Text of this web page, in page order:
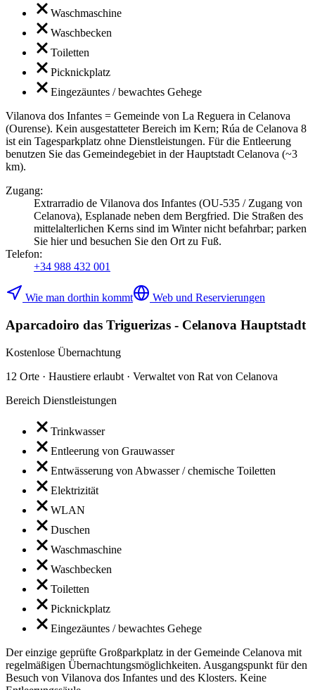
Waschmaschine
Waschbecken
Toiletten
Picknickplatz
Eingezäuntes / bewachtes Gehege
Vilanova dos Infantes = Gemeinde von La Reguera in Celanova
(Ourense). Kein ausgestatteter Bereich im Kern; Rúa de Celanova 8
ist ein Tagesparkplatz ohne Dienstleistungen. Für die Entleerung
benutzen Sie das Gemeindegebiet in der Hauptstadt Celanova (~3
km).
Zugang:
Extrarradio de Vilanova dos Infantes (OU-535 / Zugang von
Celanova), Esplanade neben dem Bergfried. Die Straßen des
mittelalterlichen Kerns sind im Winter nicht befahrbar; parken
Sie hier und besuchen Sie den Ort zu Fuß.
Telefon:
+34 988 432 001
Wie man dorthin kommt Web und Reservierungen
Aparcadoiro das Triguerizas - Celanova Hauptstadt
Kostenlose Übernachtung
12 Orte · Haustiere erlaubt · Verwaltet von Rat von Celanova
Bereich Dienstleistungen
Trinkwasser
Entleerung von Grauwasser
Entwässerung von Abwasser / chemische Toiletten
Elektrizität
WLAN
Duschen
Waschmaschine
Waschbecken
Toiletten
Picknickplatz
Eingezäuntes / bewachtes Gehege
Der einzige geprüfte Großparkplatz in der Gemeinde Celanova mit
regelmäßigen Übernachtungsmöglichkeiten. Ausgangspunkt für den
Besuch von Vilanova dos Infantes und des Klosters. Keine